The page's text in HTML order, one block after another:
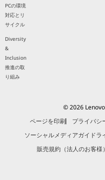
PCの環境
対応とリ
サイクル
Diversity
&
Inclusion
推進の取
り組み
© 2026
ページを印刷
プライバシ
ソーシャルメディアガイドラ
販売規約（法人のお客様）